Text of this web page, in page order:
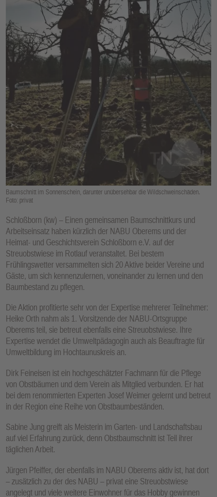
Baumschnitt im Sonnenschein, darunter unübersehbar die Wildschweinschäden.
Foto: privat
Schloßborn (kw) – Einen gemeinsamen Baumschnittkurs und
Arbeitseinsatz haben kürzlich der NABU Oberems und der
Heimat- und Geschichtsverein Schloßborn e.V. auf der
Streuobstwiese im Rotlauf veranstaltet. Bei bestem
Frühlingswetter versammelten sich 20 Aktive beider Vereine und
Gäste, um sich kennenzulernen, voneinander zu lernen und den
Baumbestand zu pflegen.
Die Aktion profitierte sehr von der Expertise mehrerer Teilnehmer:
Heike Orth nahm als 1. Vorsitzende der NABU-Ortsgruppe
Oberems teil, sie betreut ebenfalls eine Streuobstwiese. Ihre
Expertise wendet die Umweltpädagogin auch als Beauftragte für
Umweltbildung im Hochtaunuskreis an.
Dirk Feineisen ist ein hochgeschätzter Fachmann für die Pflege
von Obstbäumen und dem Verein als Mitglied verbunden. Er hat
bei dem renommierten Experten Josef Weimer gelernt und betreut
in der Region eine Reihe von Obstbaumbeständen.
Sabine Jung greift als Meisterin im Garten- und Landschaftsbau
auf viel Erfahrung zurück, denn Obstbaumschnitt ist Teil ihrer
täglichen Arbeit.
Jürgen Pfeiffer, der ebenfalls im NABU Oberems aktiv ist, hat dort
– zusätzlich zu der des NABU – privat eine Streuobstwiese
angelegt und viele weitere Einwohner für das Hobby gewinnen